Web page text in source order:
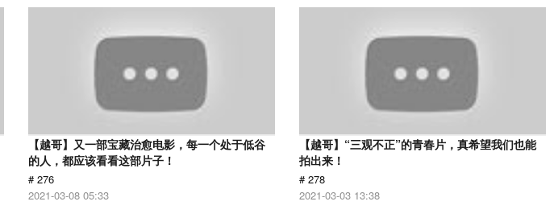
【越哥】又一部宝藏治愈电影，每一个处于低谷
的人，都应该看看这部片子！
# 276
2021-03-08 05:33
【越哥】“三观不正”的青春片，真希望我们也能
拍出来！
# 278
2021-03-03 13:38